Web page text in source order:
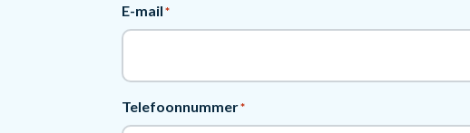
E-mail *
Telefoonnummer*